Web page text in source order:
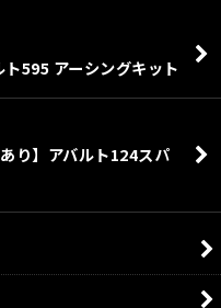
ト595 アーシングキット
り】アバルト124スパ